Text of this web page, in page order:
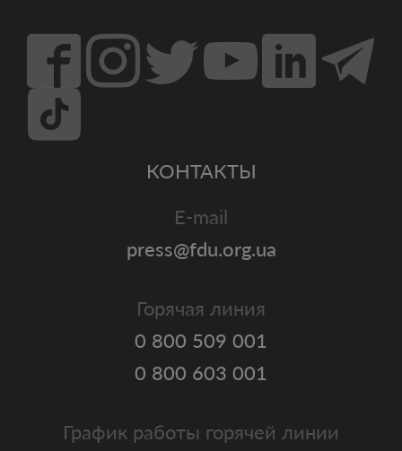
КОНТАКТЫ
E-mail
press@fdu.org.ua
Горячая линия
0 800 509 001
0 800 603 001
График работы горячей линии